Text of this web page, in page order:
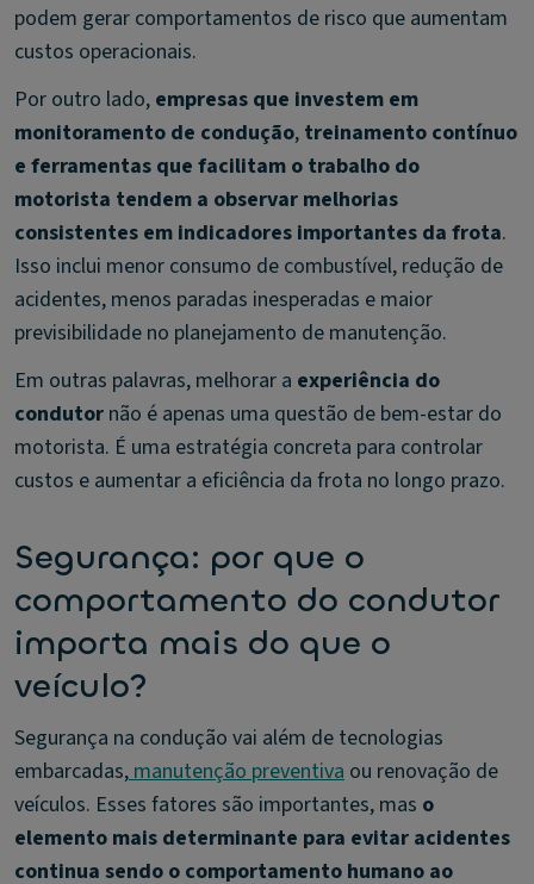
podem gerar comportamentos de risco que aumentam
custos operacionais.
Por outro lado, empresas que investem em
monitoramento de condução, treinamento contínuo
e ferramentas que facilitam o trabalho do
motorista tendem a observar melhorias
consistentes em indicadores importantes da frota.
Isso inclui menor consumo de combustível, redução de
acidentes, menos paradas inesperadas e maior
previsibilidade no planejamento de manutenção.
Em outras palavras, melhorar a experiência do
condutor não é apenas uma questão de bem-estar do
motorista. É uma estratégia concreta para controlar
custos e aumentar a eficiência da frota no longo prazo.
Segurança: por que o
comportamento do condutor
importa mais do que o
veículo?
Segurança na condução vai além de tecnologias
embarcadas,manutenção preventiva ou renovação de
veículos. Esses fatores são importantes, mas o
elemento mais determinante para evitar acidentes
continua sendo o comportamento humano ao